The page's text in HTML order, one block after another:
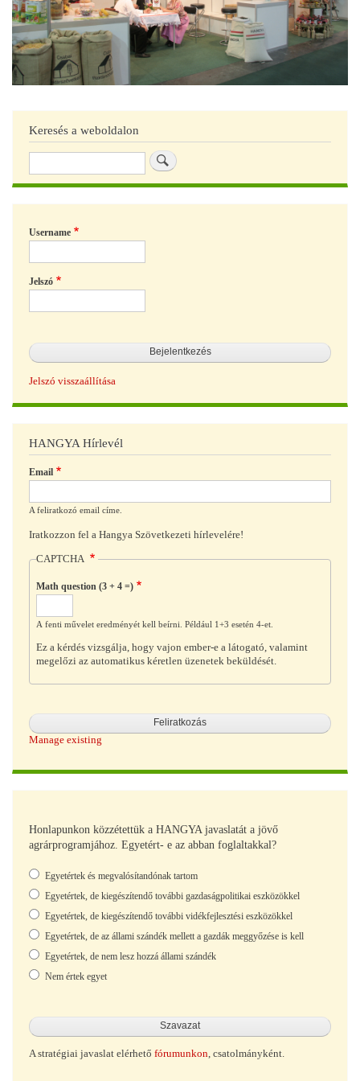
Keresés a weboldalon
Keresés
Username
Jelszó
Jelszó visszaállítása
HANGYA Hírlevél
Email
A feliratkozó email címe.
Iratkozzon fel a Hangya Szövetkezeti hírlevelére!
CAPTCHA
Math question (3 + 4 =)
A fenti művelet eredményét kell beírni. Például 1+3 esetén 4-et.
Ez a kérdés vizsgálja, hogy vajon ember-e a látogató, valamint
megelőzi az automatikus kéretlen üzenetek beküldését.
Manage existing
Honlapunkon közzétettük a HANGYA javaslatát a jövő
agrárprogramjához. Egyetért- e az abban foglaltakkal?
Választások
Egyetértek és megvalósítandónak tartom
Egyetértek, de kiegészítendő további gazdaságpolitikai eszközökkel
Egyetértek, de kiegészítendő további vidékfejlesztési eszközökkel
Egyetértek, de az állami szándék mellett a gazdák meggyőzése is kell
Egyetértek, de nem lesz hozzá állami szándék
Nem értek egyet
A stratégiai javaslat elérhető fórumunkon , csatolmányként.